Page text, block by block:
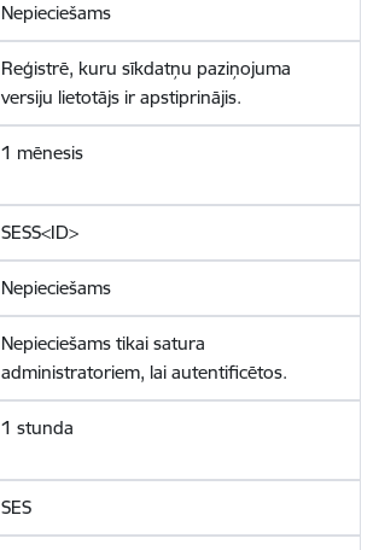
Nepieciešams
Reģistrē, kuru sīkdatņu paziņojuma
versiju lietotājs ir apstiprinājis.
1 mēnesis
SESS<ID>
Nepieciešams
Nepieciešams tikai satura
administratoriem, lai autentificētos.
1 stunda
SES